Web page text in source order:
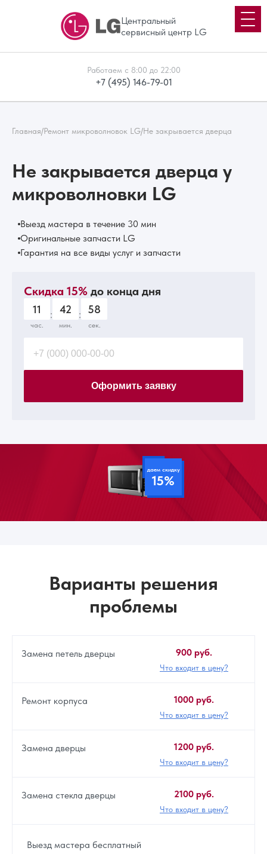
Центральный
сервисный центр LG
Работаем с 8:00 до 22:00
+7 (495) 146-79-01
Главная/Ремонт микроволновок LG/Не закрывается дверца
Не закрывается дверца у
микроволновки LG
Выезд мастера в течение 30 мин
Оригинальные запчасти LG
Гарантия на все виды услуг и запчасти
Скидка 15% до конца дня
11
час.
: 42
мин.
: 56
сек.
Оформить заявку
даем скидку
15%
Варианты решения
проблемы
Замена петель дверцы 900 руб.
Что входит в цену?
Ремонт корпуса 1000 руб.
Что входит в цену?
Замена дверцы 1200 руб.
Что входит в цену?
Замена стекла дверцы 2100 руб.
Что входит в цену?
Выезд мастера бесплатный